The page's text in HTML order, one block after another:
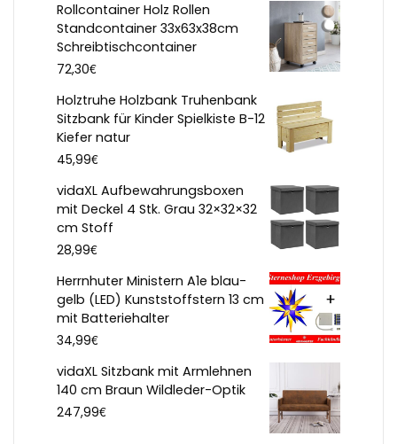
Rollcontainer Holz Rollen
Standcontainer 33x63x38cm
Schreibtischcontainer
72,30€
Holztruhe Holzbank Truhenbank
Sitzbank für Kinder Spielkiste B-12
Kiefer natur
45,99€
vidaXL Aufbewahrungsboxen
mit Deckel 4 Stk. Grau 32×32×32
cm Stoff
28,99€
Herrnhuter Ministern A1e blau-
gelb (LED) Kunststoffstern 13 cm
mit Batteriehalter
34,99€
vidaXL Sitzbank mit Armlehnen
140 cm Braun Wildleder-Optik
247,99€